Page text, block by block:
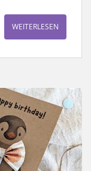
WEITERLESEN